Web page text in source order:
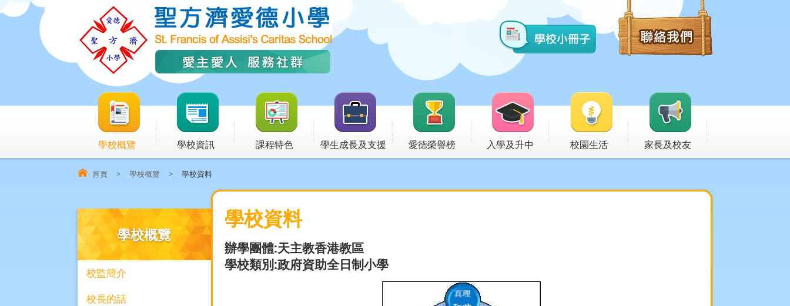
學校概覽 學校資訊 課程特色 學生成長及支援 愛德榮譽榜 入學及升中 校園生活 家長及校友
首頁 > 學校概覽 > 學校資料
學校資料
辦學團體:天主教香港教區
學校類別:政府資助全日制小學
學校概覽
校監簡介
校長的話